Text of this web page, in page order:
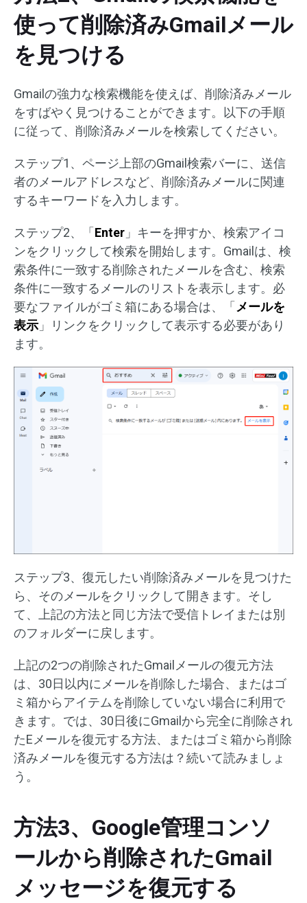
使って削除済みGmailメール
を見つける
Gmailの強力な検索機能を使えば、削除済みメール
をすばやく見つけることができます。以下の手順
に従って、削除済みメールを検索してください。
ステップ1、ページ上部のGmail検索バーに、送信
者のメールアドレスなど、削除済みメールに関連
するキーワードを入力します。
ステップ2、「 Enter 」キーを押すか、検索アイコ
ンをクリックして検索を開始します。Gmailは、検
索条件に一致する削除されたメールを含む、検索
条件に一致するメールのリストを表示します。必
要なファイルがゴミ箱にある場合は、「 メールを
表示 」リンクをクリックして表示する必要があり
ます。
ステップ3、復元したい削除済みメールを見つけた
ら、そのメールをクリックして開きます。そし
て、上記の方法と同じ方法で受信トレイまたは別
のフォルダーに戻します。
上記の2つの削除されたGmailメールの復元方法
は、30日以内にメールを削除した場合、またはゴ
ミ箱からアイテムを削除していない場合に利用で
きます。では、30日後にGmailから完全に削除され
たEメールを復元する方法、またはゴミ箱から削除
済みメールを復元する方法は？続いて読みましょ
う。
方法3、Google管理コンソ
ールから削除されたGmail
メッセージを復元する